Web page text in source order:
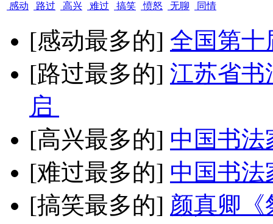
感动 路过 高兴 难过 搞笑 愤怒 无聊 同情
[感动最多的] 全国第十
[路过最多的] 江苏省书
启
[高兴最多的] 中国书法
[难过最多的] 中国书法
[搞笑最多的] 颜真卿《